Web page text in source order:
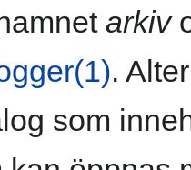
arkiv
.
som